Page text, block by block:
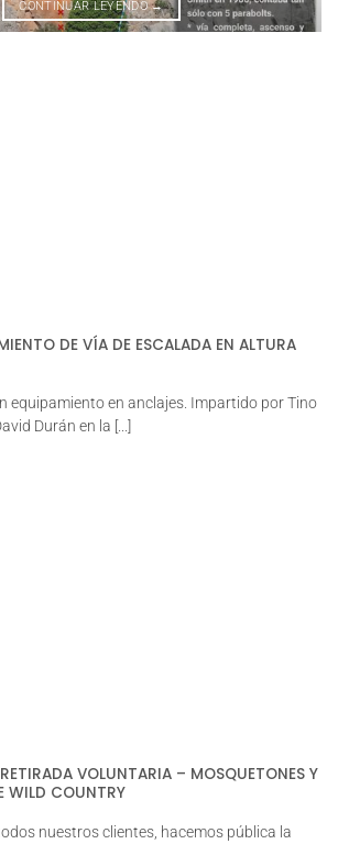
CONTINUAR LEYENDO→
DE VÍA DE ESCALADA EN ALTURA
equipamiento en anclajes. Impartido por Tino
Durán en la [...]
VOLUNTARIA – MOSQUETONES Y
WILD COUNTRY
nuestros clientes, hacemos pública la